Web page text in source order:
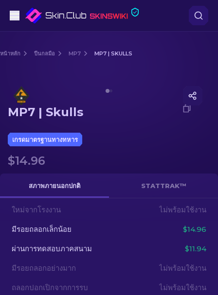
ปืนไรเฟิลซุ่มยิง
มีด
ถุงมือ
กล่อง
อื่น ๆ
หน้าหลัก ปืนกลมือ MP7 MP7 | SKULLS
MP7 | Skulls
เกรดมาตรฐานทางทหาร
$14.96
สภาพภายนอกปกติ STATTRAK™
ใหม่จากโรงงาน ไม่พร้อมใช้งาน
มีรอยถลอกเล็กน้อย $14.96
ผ่านการทดสอบภาคสนาม $11.94
มีรอยถลอกอย่างมาก ไม่พร้อมใช้งาน
ถลอกปอกเปิกจากการรบ ไม่พร้อมใช้งาน